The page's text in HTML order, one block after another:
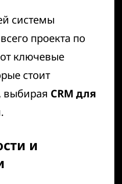
системы
проекта по
ключевые
стоит
выбирая CRM для
.
и